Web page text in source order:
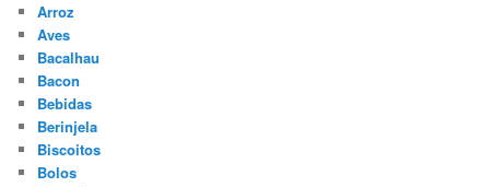
Arroz
Aves
Bacalhau
Bacon
Bebidas
Berinjela
Biscoitos
Bolos